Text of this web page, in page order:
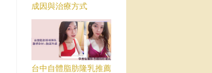
成因與治療方式
台中自體脂肪隆乳推薦